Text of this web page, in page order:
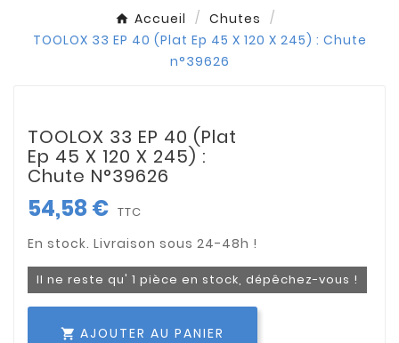
Accueil
Chutes
TOOLOX 33 EP 40 (Plat Ep 45 X 120 X 245) : Chute
n°39626
TOOLOX 33 EP 40 (Plat
Ep 45 X 120 X 245) :
Chute N°39626
54,58 € TTC
Il ne reste qu' 1 pièce en stock, dépêchez-vous !
 AJOUTER AU PANIER